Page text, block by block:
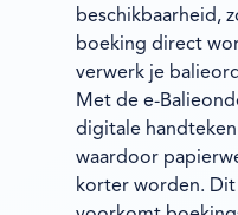
beschikbaarheid,
boeking direct
verwerk je
Met de e-
digitale
waardoor
korter worden.